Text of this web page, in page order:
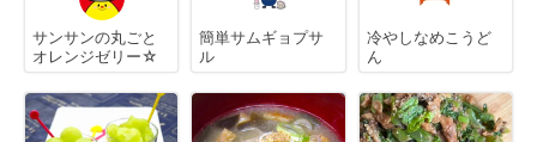
サンサンの丸ごと
オレンジゼリー☆
簡単サムギョプサ
ル
冷やしなめこうど
ん